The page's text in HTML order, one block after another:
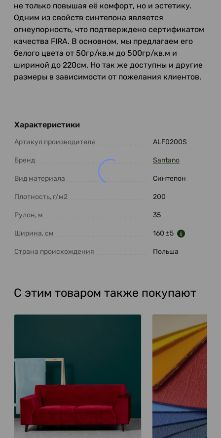
не только повышая её комфорт, но и эстетику.
Одним из свойств синтепона является
огнеупорность, что подтверждено сертификатом
качества FIRA. В основном, мы предлагаем его
белого цвета от 50гр/кв.м до 500гр/кв.м и
шириной до 220см. Но так же доступны и другие
размеры в зависимости от пожелания клиентов.
Характеристики
Артикул производителя ALF0200S
Бренд Santano
Вид материала Синтепон
Плотность, г/м2 200
Рулон, м 35
Ширина, см 160 ±5
Страна происхождения Польша
С этим товаром также покупают